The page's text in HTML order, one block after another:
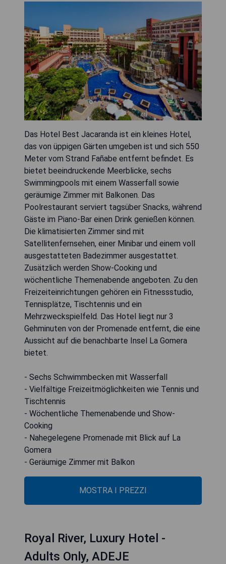
Das Hotel Best Jacaranda ist ein kleines Hotel,
das von üppigen Gärten umgeben ist und sich 550
Meter vom Strand Fañabe entfernt befindet. Es
bietet beeindruckende Meerblicke, sechs
Swimmingpools mit einem Wasserfall sowie
geräumige Zimmer mit Balkonen. Das
Poolrestaurant serviert tagsüber Snacks, während
Gäste im Piano-Bar einen Drink genießen können.
Die klimatisierten Zimmer sind mit
Satellitenfernsehen, einer Minibar und einem voll
ausgestatteten Badezimmer ausgestattet.
Zusätzlich werden Show-Cooking und
wöchentliche Themenabende angeboten. Zu den
Freizeiteinrichtungen gehören ein Fitnessstudio,
Tennisplätze, Tischtennis und ein
Mehrzweckspielfeld. Das Hotel liegt nur 3
Gehminuten von der Promenade entfernt, die eine
Aussicht auf die benachbarte Insel La Gomera
bietet.
- Sechs Schwimmbecken mit Wasserfall
- Vielfältige Freizeitmöglichkeiten wie Tennis und
Tischtennis
- Wöchentliche Themenabende und Show-
Cooking
- Nahegelegene Promenade mit Blick auf La
Gomera
- Geräumige Zimmer mit Balkon
MOSTRA I PREZZI
Royal River, Luxury Hotel -
Adults Only, ADEJE